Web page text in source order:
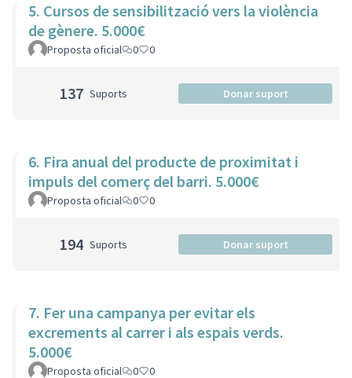
5. Cursos de sensibilització vers la violència
de gènere. 5.000€
Proposta oficial 0 0
137 Suports Donar suport
6. Fira anual del producte de proximitat i
impuls del comerç del barri. 5.000€
Proposta oficial 0 0
194 Suports Donar suport
7. Fer una campanya per evitar els
excrements al carrer i als espais verds.
5.000€
Proposta oficial 0 0